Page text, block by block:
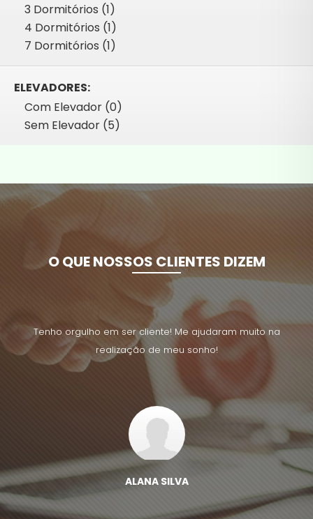
3 Dormitórios (1)
4 Dormitórios (1)
7 Dormitórios (1)
ELEVADORES:
Com Elevador (0)
Sem Elevador (5)
O QUE NOSSOS CLIENTES DIZEM
Tenho orgulho em ser cliente! Me ajudaram muito na
realização de meu sonho!
ALANA SILVA